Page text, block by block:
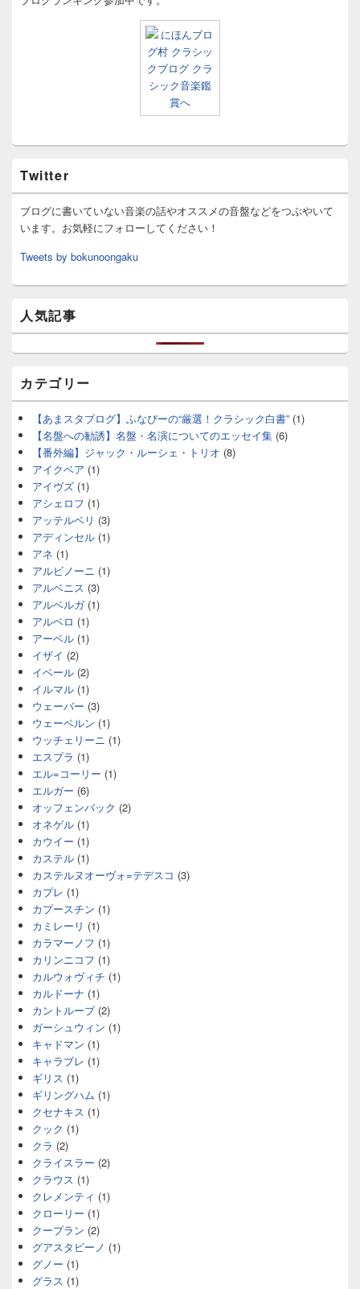
Twitter
ブログに書いていない音楽の話やオススメの音盤などをつぶやいて
います。お気軽にフォローしてください！
Tweets by bokunoongaku
人気記事
カテゴリー
【あまスタブログ】ふなぴーの“厳選！クラシック白書” (1)
【名盤への勧誘】名盤・名演についてのエッセイ集 (6)
【番外編】ジャック・ルーシェ・トリオ (8)
アイクベア (1)
アイヴズ (1)
アシェロフ (1)
アッテルベリ (3)
アディンセル (1)
アネ (1)
アルビノーニ (1)
アルベニス (3)
アルベルガ(1)
アルベロ (1)
アーベル (1)
イザイ (2)
イベール (2)
イルマル (1)
ウェーバー (3)
ウェーベルン (1)
ウッチェリーニ (1)
エスプラ (1)
エル=コーリー (1)
エルガー (6)
オッフェンバック (2)
オネゲル (1)
カウイー (1)
カステル (1)
カステルヌオーヴォ=テデスコ (3)
カプレ (1)
カプースチン (1)
カミレーリ (1)
カラマーノフ (1)
カリンニコフ (1)
カルウォヴィチ (1)
カルドーナ (1)
カントルーブ (2)
ガーシュウィン (1)
キャドマン (1)
キャラブレ (1)
ギリス (1)
ギリングハム (1)
クセナキス (1)
クック (1)
クラ (2)
クライスラー (2)
クラウス (1)
クレメンティ (1)
クローリー (1)
クープラン (2)
グアスタビーノ (1)
グノー (1)
グラス (1)